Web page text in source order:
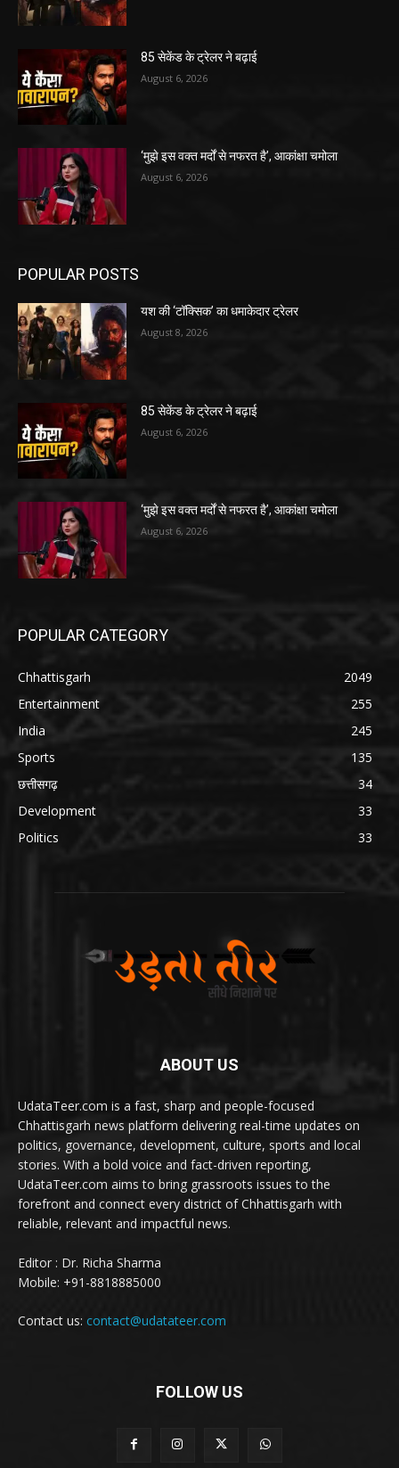
85 सेकेंड के ट्रेलर ने बढ़ाई
August 6, 2026
‘मुझे इस वक्त मर्दों से नफरत है’, आकांक्षा चमोला
August 6, 2026
POPULAR POSTS
यश की ‘टॉक्सिक’ का धमाकेदार ट्रेलर
August 8, 2026
85 सेकेंड के ट्रेलर ने बढ़ाई
August 6, 2026
‘मुझे इस वक्त मर्दों से नफरत है’, आकांक्षा चमोला
August 6, 2026
POPULAR CATEGORY
Chhattisgarh
2049
Entertainment
255
India
245
Sports
135
छत्तीसगढ़
34
Development
33
Politics
33
ABOUT US
UdataTeer.com is a fast, sharp and people-focused
Chhattisgarh news platform delivering real-time updates on
politics, governance, development, culture, sports and local
stories. With a bold voice and fact-driven reporting,
UdataTeer.com aims to bring grassroots issues to the
forefront and connect every district of Chhattisgarh with
reliable, relevant and impactful news.
Editor : Dr. Richa Sharma
Mobile: +91-8818885000
Contact us: contact@udatateer.com
FOLLOW US